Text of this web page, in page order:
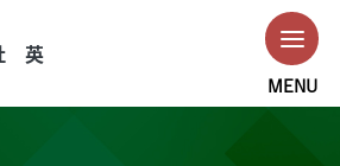
英
MENU